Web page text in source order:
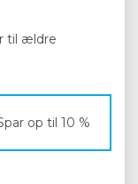
til ældre
op til 10 %